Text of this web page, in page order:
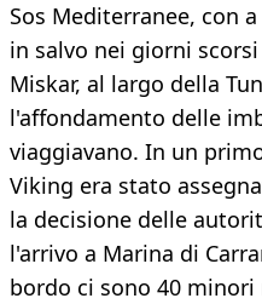
Sos Mediterranee, con
in salvo nei giorni
Miskar, al largo della
l'affondamento delle
viaggiavano. In un
Viking era stato
la decisione delle
l'arrivo a Marina di
bordo ci sono 40